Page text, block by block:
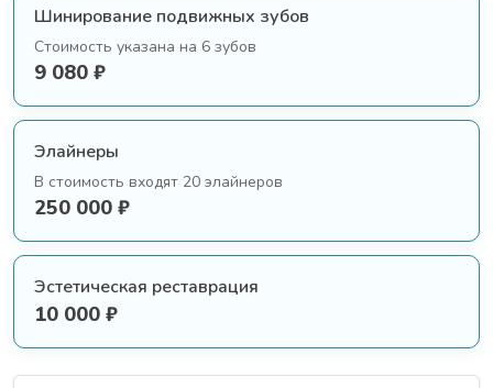
Шинирование подвижных зубов
Стоимость указана на 6 зубов
9 080 ₽
Элайнеры
В стоимость входят 20 элайнеров
250 000 ₽
Эстетическая реставрация
10 000 ₽